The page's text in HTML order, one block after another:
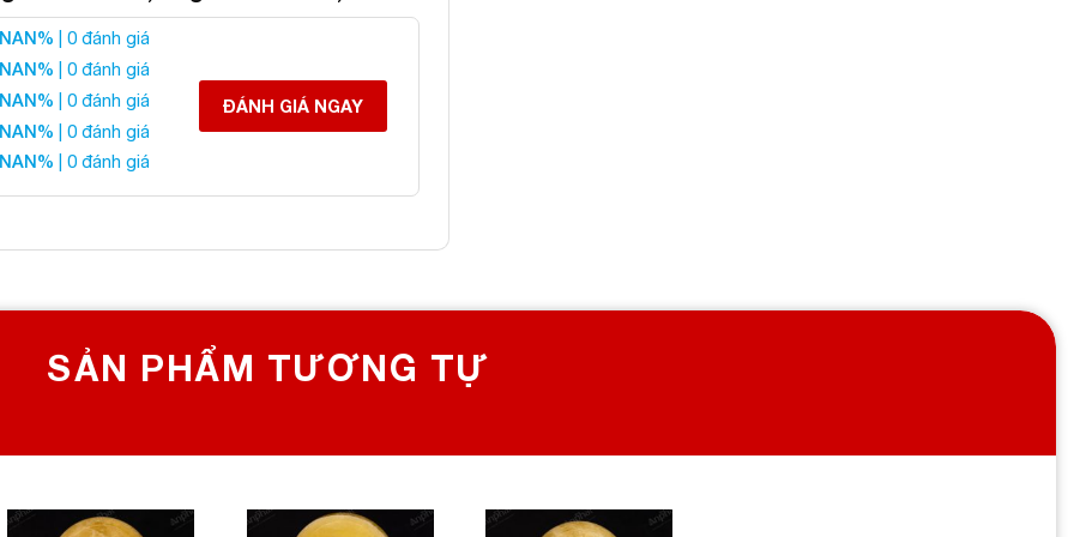
Thạch Anh Vàng 4A
liên hệ:
SỐ 1 VỀ ĐÁ PHONG THỦY
NAN% | 0 đánh giá
NAN% | 0 đánh giá
NAN% | 0 đánh giá
NAN% | 0 đánh giá
NAN% | 0 đánh giá
ĐÁNH GIÁ NGAY
SẢN PHẨM TƯƠNG TỰ